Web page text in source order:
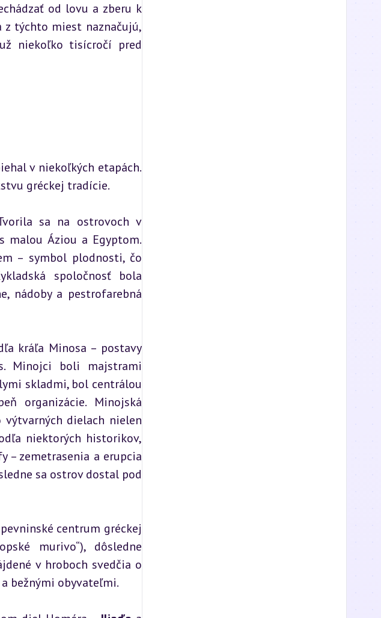
od lovu a zberu k
z týchto miest naznačujú,
niekoľko tisícročí pred
v niekoľkých etapách.
gréckej tradície.
sa na ostrovoch v
malou Áziou a Egyptom.
– symbol plodnosti, čo
spoločnosť bola
nádoby a pestrofarebná
kráľa Minosa – postavy
Minojci boli majstrami
skladmi, bol centrálou
organizácie. Minojská
dielach nielen
niektorých historikov,
– zemetrasenia a erupcia
sa ostrov dostal pod
centrum gréckej
murivo“), dôsledne
v hroboch svedčia o
bežnými obyvateľmi.